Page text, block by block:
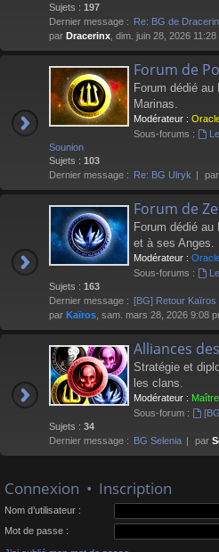
Sujets : 197
Dernier message : Re: BG de
par Dracerinx , dim. juin 28, 2026 11:28
Forum de
Forum dédié
Marinas.
Modérateur :
Sous-forums :
Sounion
Sujets : 103
Dernier message : Re: BG Ulryk par
Forum de
Forum dédié au
et à ses Anges.
Modérateur :
Sous-forums :
Sujets : 163
Dernier message : [BG] Retour Kaïros
par Kaïros , sam. mars 28, 2026 9:08
Alliances
Stratégie et
les clans.
Modérateur :
Sous-forum :
Sujets : 34
Dernier message : BG Selenia par
Connexion • Inscription
Nom d’utilisateur :
Mot de passe :